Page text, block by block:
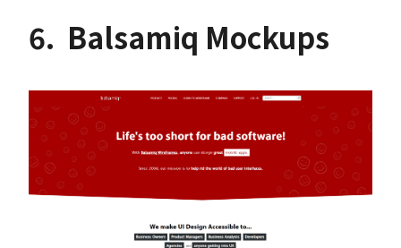
6. Balsamiq Mockups